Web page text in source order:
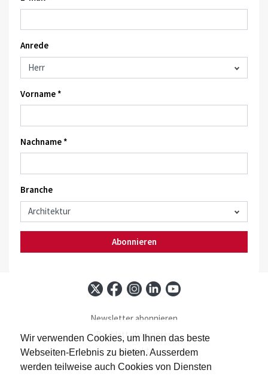
Wir verwenden Cookies, um Ihnen das beste
Webseiten-Erlebnis zu bieten. Ausserdem
werden teilweise auch Cookies von Diensten
Anrede
Vorname *
Nachname *
Branche
Abonnieren
Newsletter abonnieren
Baublatt abonnieren
Kontakt
Impressum